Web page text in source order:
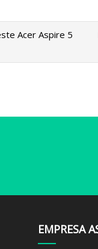
Acer Aspire 5
EMPRESA